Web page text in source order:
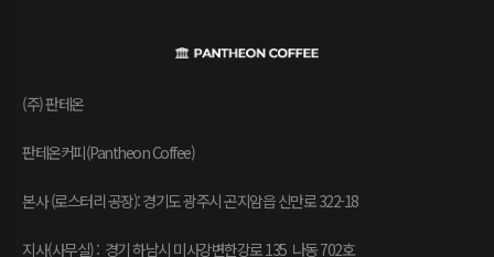
(주) 판테온
판테온커피(Pantheon Coffee)
본사 (로스터리 공장): 경기도 광주시 곤지암읍 신만로 322-18
지사(사무실) : 경기 하남시 미사강변한강로 135 나동 702호